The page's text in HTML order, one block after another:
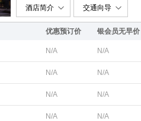
酒店简介 交通向导
优惠预订价 银会员无早价
N/A N/A
N/A N/A
N/A N/A
N/A N/A